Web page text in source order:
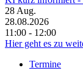
28 Aug.
28.08.2026
11:00 - 12:00
Hier geht es zu
Termine